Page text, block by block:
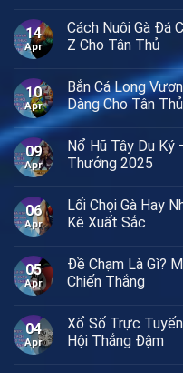
14
Apr
Cách Nuôi Gà Đá
Z Cho Tân Thủ
10
Apr
Bắn Cá Long
Dàng Cho Tân Thủ
09
Apr
Nổ Hũ Tây Du Ký
Thưởng 2025
06
Apr
Lối Chọi Gà Hay
Kê Xuất Sắc
05
Apr
Đề Chạm Là Gì?
Chiến Thắng
04
Apr
Xổ Số Trực
Hội Thắng Đậm